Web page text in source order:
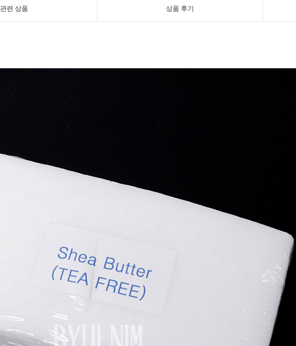
관련 상품 상품 후기